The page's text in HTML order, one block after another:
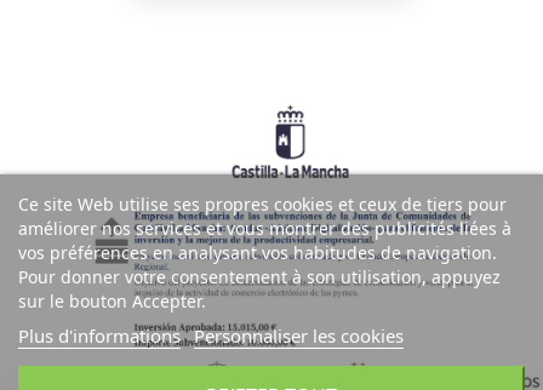
Ce site Web utilise ses propres cookies et ceux de tiers pour
améliorer nos services et vous montrer des publicités liées à
vos préférences en analysant vos habitudes de navigation.
Pour donner votre consentement à son utilisation, appuyez
sur le bouton Accepter.
Plus d'informations Personnaliser les cookies